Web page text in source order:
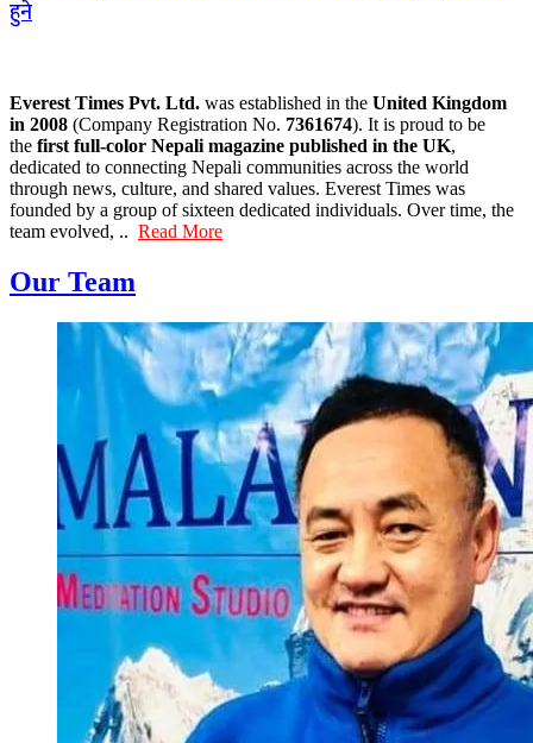
हुने
Everest Times Pvt. Ltd. was established in the United Kingdom
in 2008 (Company Registration No. 7361674). It is proud to be
the first full-color Nepali magazine published in the UK,
dedicated to connecting Nepali communities across the world
through news, culture, and shared values. Everest Times was
founded by a group of sixteen dedicated individuals. Over time, the
team evolved, .. Read More
Our Team